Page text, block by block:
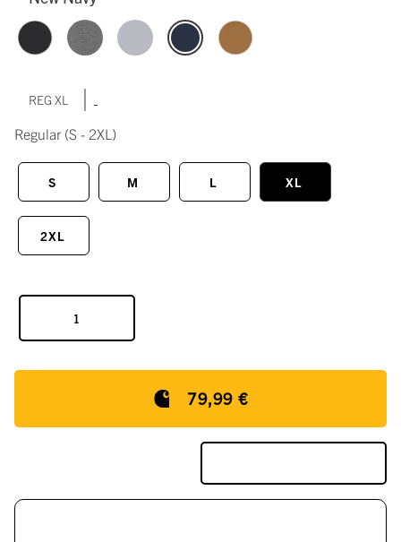
REG XL |
Regular (S - 2XL)
S M L XL
2XL
79,99 €